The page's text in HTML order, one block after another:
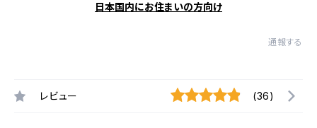
日本国内にお住まいの方向け
通報する
レビュー (36)